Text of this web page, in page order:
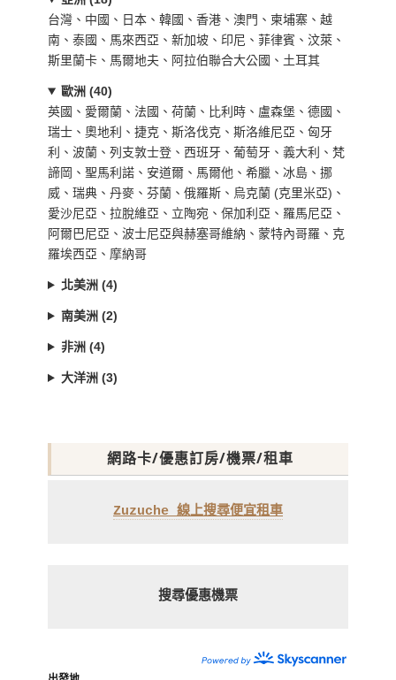
台灣、中國、日本、韓國、香港、澳門、柬埔寨、越
南、泰國、馬來西亞、新加坡、印尼、菲律賓、汶萊、
斯里蘭卡、馬爾地夫、阿拉伯聯合大公國、土耳其
歐洲 (40)
英國、愛爾蘭、法國、荷蘭、比利時、盧森堡、德國、
瑞士、奧地利、捷克、斯洛伐克、斯洛維尼亞、匈牙
利、波蘭、列支敦士登、西班牙、葡萄牙、義大利、梵
諦岡、聖馬利諾、安道爾、馬爾他、希臘、冰島、挪
威、瑞典、丹麥、芬蘭、俄羅斯、烏克蘭 (克里米亞)、
愛沙尼亞、拉脫維亞、立陶宛、保加利亞、羅馬尼亞、
阿爾巴尼亞、波士尼亞與赫塞哥維納、蒙特內哥羅、克
羅埃西亞、摩納哥
北美洲 (4)
南美洲 (2)
非洲 (4)
大洋洲 (3)
網路卡/優惠訂房/機票/租車
Zuzuche 線上搜尋便宜租車
搜尋優惠機票